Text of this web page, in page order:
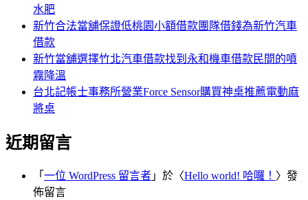
水肥
新竹合法當舖保證低桃園小額借款團隊借錢為新竹汽車
借款
新竹當舖選擇竹北汽車借款找到永和機車借款民間的噴
霧降溫
台北記帳士事務所營業Force Sensor購買神桌推薦電動麻
將桌
近期留言
「 一位 WordPress 留言者 」於〈Hello world! 哈囉！ 〉發
佈留言